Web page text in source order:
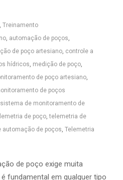
, Treinamento
, automação de poços,
de poço artesiano, controle a
hídricos, medição de poço,
de poço artesiano,
de poços
sistema de monitoramento de
de poço,telemetria de
automação de poços, Telemetria
de poço exige muita
fundamental em qualquer tipo